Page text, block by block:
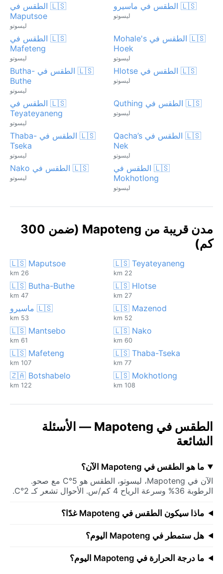
🇱🇸 الطقس في ماسيرو
ليسوتو
🇱🇸 الطقس في
Maputsoe
ليسوتو
🇱🇸 الطقس في Mohale's
Hoek
ليسوتو
🇱🇸 الطقس في
Mafeteng
ليسوتو
🇱🇸 الطقس في Hlotse
ليسوتو
🇱🇸 الطقس في Butha-
Buthe
ليسوتو
🇱🇸 الطقس في Quthing
ليسوتو
🇱🇸 الطقس في
Teyateyaneng
ليسوتو
🇱🇸 الطقس في Qacha’s
Nek
ليسوتو
🇱🇸 الطقس في Thaba-
Tseka
ليسوتو
🇱🇸 الطقس في
Mokhotlong
ليسوتو
🇱🇸 الطقس في Nako
ليسوتو
مدن قريبة من Mapoteng (ضمن 300
كم)
🇱🇸 Teyateyaneng
22 km
🇱🇸 Maputsoe
26 km
🇱🇸 Hlotse
27 km
🇱🇸 Butha-Buthe
47 km
🇱🇸 Mazenod
52 km
🇱🇸 ماسيرو
53 km
🇱🇸 Nako
60 km
🇱🇸 Mantsebo
61 km
🇱🇸 Thaba-Tseka
77 km
🇱🇸 Mafeteng
107 km
🇱🇸 Mokhotlong
108 km
🇿🇦 Botshabelo
122 km
الطقس في Mapoteng — الأسئلة
الشائعة
ما هو الطقس في Mapoteng الآن؟
الآن في Mapoteng، ليسوتو، الطقس هو 5°C مع صحو.
الرطوبة 36% وسرعة الرياح 4 كم/س. الأحوال تشعر كـ 2°C.
ماذا سيكون الطقس في Mapoteng غدًا؟
هل ستمطر في Mapoteng اليوم؟
ما درجة الحرارة في Mapoteng اليوم؟